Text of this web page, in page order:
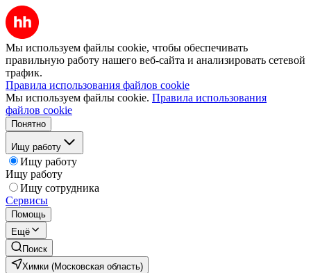
Мы используем файлы cookie, чтобы обеспечивать
правильную работу нашего веб-сайта и анализировать сетевой
трафик.
Правила использования файлов cookie
Мы используем файлы cookie. Правила использования
файлов cookie
Понятно
Ищу работу
Ищу работу
Ищу работу
Ищу сотрудника
Сервисы
Помощь
Ещё
Поиск
Химки (Московская область)